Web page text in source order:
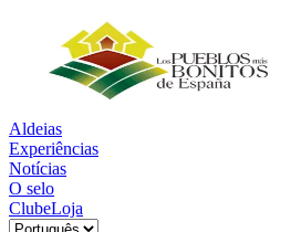
Aldeias
Experiências
Notícias
O selo
ClubeLoja